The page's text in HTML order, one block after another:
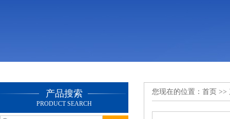
产品搜索
PRODUCT SEARCH
您现在的位置： 首页 >>